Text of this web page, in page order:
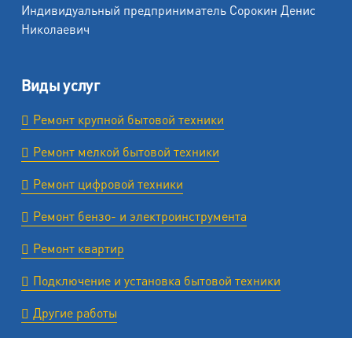
Индивидуальный предприниматель Сорокин Денис
Николаевич
Виды услуг
Ремонт крупной бытовой техники
Ремонт мелкой бытовой техники
Ремонт цифровой техники
Ремонт бензо- и электроинструмента
Ремонт квартир
Подключение и установка бытовой техники
Другие работы